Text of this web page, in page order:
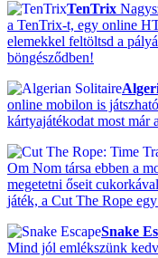
TenTrix
a TenTrix-t, egy online
elemekkel feltöltsd a
böngésződben!
online mobilon is
kártyajátékodat most már
Om Nom társa ebben a
megetetni őseit
játék, a Cut The Rope
Snake
Mind jól emlékszünk